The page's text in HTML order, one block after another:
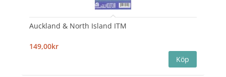
Auckland & North Island ITM
149,00kr